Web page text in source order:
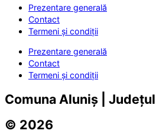
Prezentare generală
Contact
Termeni și condiții
Prezentare generală
Contact
Termeni și condiții
Comuna Aluniș |
© 2026